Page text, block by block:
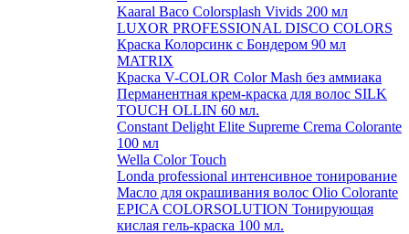
Kaaral Baco Colorsplash Vivids 200 мл
LUXOR PROFESSIONAL DISCO COLORS
Краска Колорсинк с Бондером 90 мл
MATRIX
Краска V-COLOR Color Mash без аммиака
Перманентная крем-краска для волос SILK
TOUCH OLLIN 60 мл.
Constant Delight Elite Supreme Crema Colorante
100 мл
Wella Color Touch
Londa professional интенсивное тонирование
Масло для окрашивания волос Olio Colorante
EPICA COLORSOLUTION Тонирующая
кислая гель-краска 100 мл.